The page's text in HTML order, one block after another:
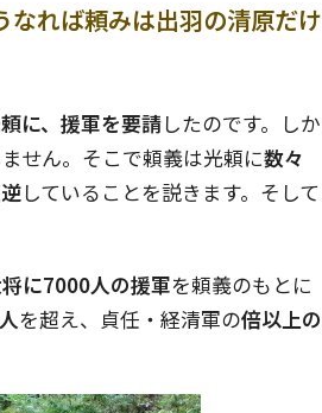
れば頼みは出羽の清原だけ
に、援軍を要請したのです。しか
せん。そこで頼義は光頼に数々
していることを説きます。そして
に7000人の援軍を頼義のもとに
を超え、貞任・経清軍の倍以上の